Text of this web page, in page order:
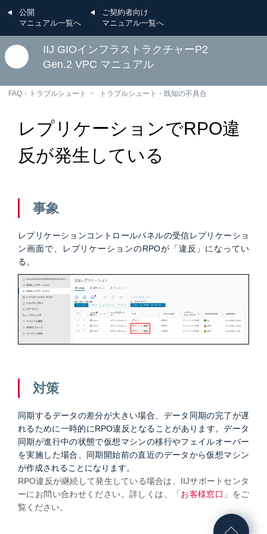
公開
マニュアル一覧へ
ご契約者向け
マニュアル一覧へ
IIJ GIOインフラストラクチャーP2
Gen.2 VPC マニュアル
FAQ・トラブルシュート トラブルシュート・既知の不具合
レプリケーションでRPO違
反が発生している
事象
レプリケーションコントロールパネルの受信レプリケーショ
ン画面で、レプリケーションのRPOが「違反」になってい
る。
対策
同期するデータの差分が大きい場合、データ同期の完了が遅
れるために一時的にRPO違反となることがあります。データ
同期が進行中の状態で仮想マシンの移行やフェイルオーバー
を実施した場合、同期開始前の直近のデータから仮想マシン
が作成されることになります。
RPO違反が継続して発生している場合は、IIJサポートセンタ
ーにお問い合わせください。詳しくは、「 お客様窓口 」をご
覧ください。